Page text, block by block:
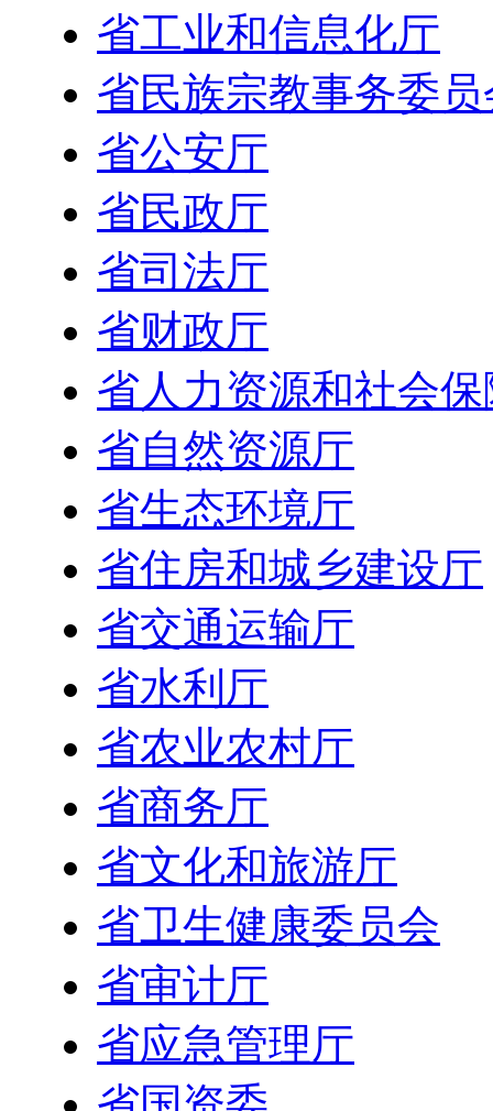
省工业和信息化厅
省民族宗教事务委员
省公安厅
省民政厅
省司法厅
省财政厅
省人力资源和社会
省自然资源厅
省生态环境厅
省住房和城乡建设厅
省交通运输厅
省水利厅
省农业农村厅
省商务厅
省文化和旅游厅
省卫生健康委员会
省审计厅
省应急管理厅